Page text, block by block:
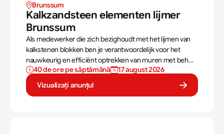
Brunssum
Kalkzandsteen elementen lijmer
Brunssum
Als medewerker die zich bezighoudt met het lijmen van
kalkstenen blokken ben je verantwoordelijk voor het
nauwkeurig en efficiënt optrekken van muren met behulp
van grote geprefabriceerde kalkstenen elementen en
speciale lijmmortel. Deze werkzaamheden omvatten vaak
het gehele proces, van de fundering tot en met de
40 de ore pe săptămână
17 august 2026
Vizualizați anunțul